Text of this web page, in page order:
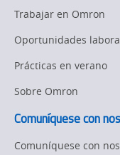
Chain/Demand
Trabajar en Omron
Oportunidades
Prácticas en verano
Sobre Omron
Comuníquese con
Comuníquese con